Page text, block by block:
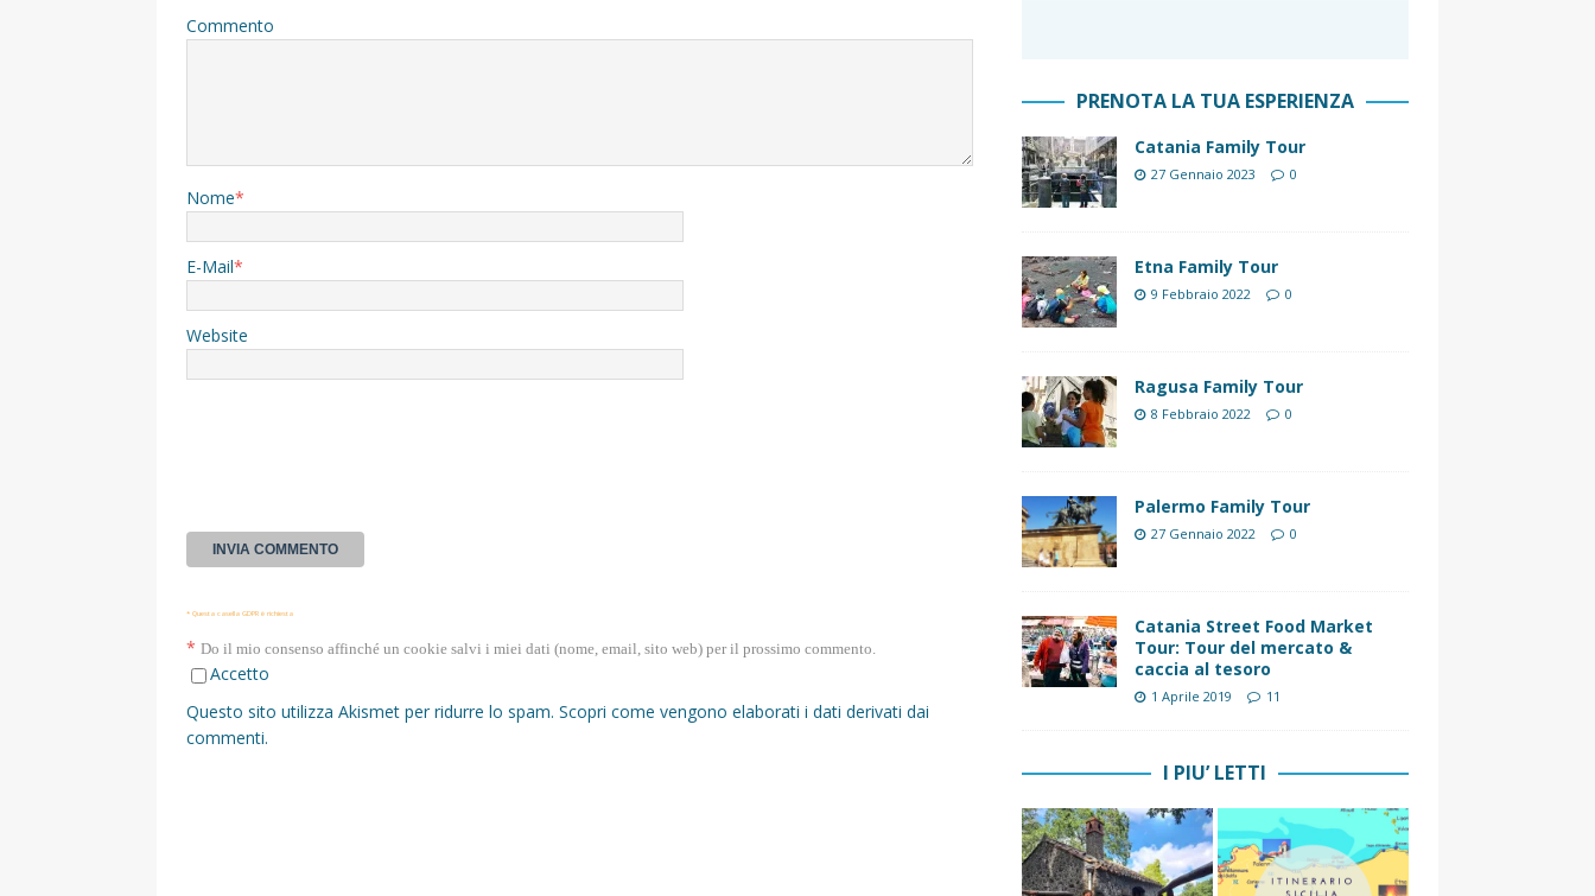
Commento
Nome*
E-Mail*
Website
* Questa casella GDPR è richiesta
* Do il mio consenso affinché un cookie salvi i miei dati (nome, email, sito web) per il prossimo commento.
Accetto
Questo sito utilizza Akismet per ridurre lo spam. Scopri come vengono elaborati i dati derivati dai
commenti.
PRENOTA LA TUA ESPERIENZA
Catania Family Tour
27 Gennaio 2023 0
Etna Family Tour
9 Febbraio 2022 0
Ragusa Family Tour
8 Febbraio 2022 0
Palermo Family Tour
27 Gennaio 2022 0
Catania Street Food Market
Tour: Tour del mercato &
caccia al tesoro
1 Aprile 2019 11
I PIU’ LETTI